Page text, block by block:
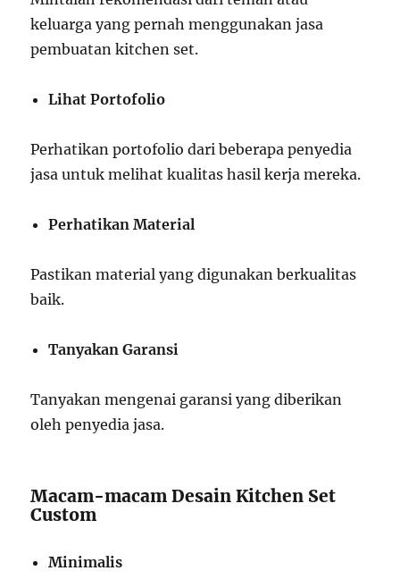
keluarga yang pernah menggunakan jasa
pembuatan kitchen set.
Lihat Portofolio
Perhatikan portofolio dari beberapa penyedia
jasa untuk melihat kualitas hasil kerja mereka.
Perhatikan Material
Pastikan material yang digunakan berkualitas
baik.
Tanyakan Garansi
Tanyakan mengenai garansi yang diberikan
oleh penyedia jasa.
Macam-macam Desain Kitchen Set
Custom
Minimalis